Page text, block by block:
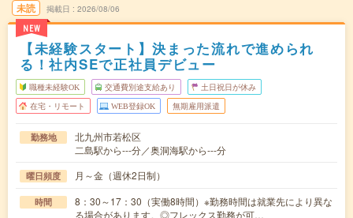
未読
NEW
掲載日 2026/08/06
【未経験スタート】決まった流れで進められ
る！社内SEで正社員デビュー
職種未経験OK 交通費別途支給あり 土日祝日が休み
在宅・リモート WEB登録OK 無期雇用派遣
勤務地
北九州市若松区
二島駅から---分／奥洞海駅から---分
曜日頻度 月～金（週休2日制）
時間
8：30～17：30（実働8時間）※勤務時間は就業先により異な
る場合があります。◎フレックス勤務が可…